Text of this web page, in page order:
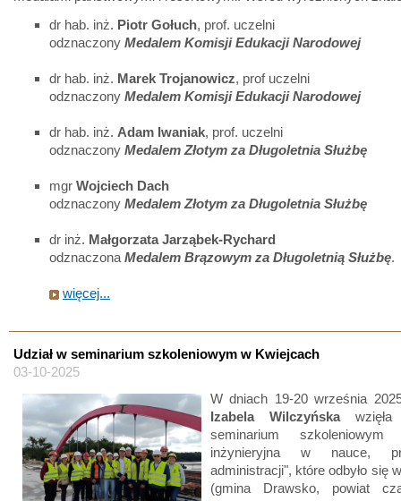
dr hab. inż. Piotr Gołuch, prof. uczelni
odznaczony Medalem Komisji Edukacji Narodowej
dr hab. inż. Marek Trojanowicz, prof uczelni
odznaczony Medalem Komisji Edukacji Narodowej
dr hab. inż. Adam Iwaniak, prof. uczelni
odznaczony Medalem Złotym za Długoletnia Służbę
mgr Wojciech Dach
odznaczony Medalem Złotym za Długoletnia Służbę
dr inż. Małgorzata Jarząbek-Rychard
odznaczona Medalem Brązowym za Długoletnią Służbę.
więcej...
Udział w seminarium szkoleniowym w Kwiejcach
03-10-2025
W dniach 19-20 września
Izabela Wilczyńskawzięła
seminarium szkoleniowym
inżynieryjna w nauce,
administracji", które odbyło się
(gmina Drawsko, powiat